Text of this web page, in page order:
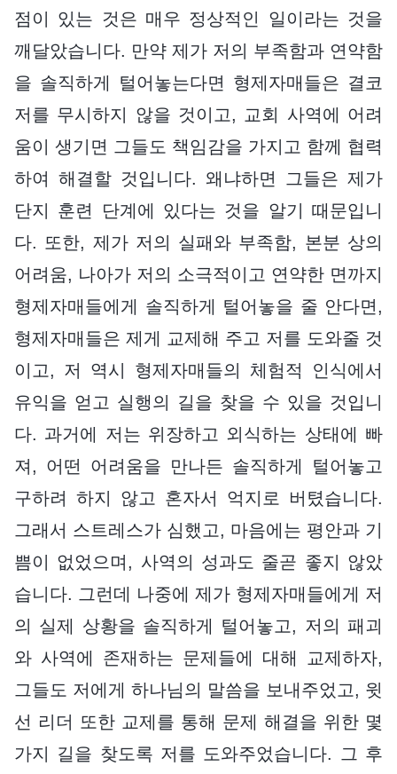
점이 있는 것은 매우 정상적인 일이라는 것을
깨달았습니다. 만약 제가 저의 부족함과 연약함
을 솔직하게 털어놓는다면 형제자매들은 결코
저를 무시하지 않을 것이고, 교회 사역에 어려
움이 생기면 그들도 책임감을 가지고 함께 협력
하여 해결할 것입니다. 왜냐하면 그들은 제가
단지 훈련 단계에 있다는 것을 알기 때문입니
다. 또한, 제가 저의 실패와 부족함, 본분 상의
어려움, 나아가 저의 소극적이고 연약한 면까지
형제자매들에게 솔직하게 털어놓을 줄 안다면,
형제자매들은 제게 교제해 주고 저를 도와줄 것
이고, 저 역시 형제자매들의 체험적 인식에서
유익을 얻고 실행의 길을 찾을 수 있을 것입니
다. 과거에 저는 위장하고 외식하는 상태에 빠
져, 어떤 어려움을 만나든 솔직하게 털어놓고
구하려 하지 않고 혼자서 억지로 버텼습니다.
그래서 스트레스가 심했고, 마음에는 평안과 기
쁨이 없었으며, 사역의 성과도 줄곧 좋지 않았
습니다. 그런데 나중에 제가 형제자매들에게 저
의 실제 상황을 솔직하게 털어놓고, 저의 패괴
와 사역에 존재하는 문제들에 대해 교제하자,
그들도 저에게 하나님의 말씀을 보내주었고, 윗
선 리더 또한 교제를 통해 문제 해결을 위한 몇
가지 길을 찾도록 저를 도와주었습니다. 그 후